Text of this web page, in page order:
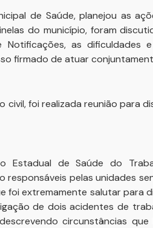
de Saúde, planejou as
do município, foram
as dificuldades
firmado de atuar
foi realizada reunião para
Estadual de Saúde do
responsáveis pelas unidades
extremamente salutar para
de dois acidentes de
circunstâncias